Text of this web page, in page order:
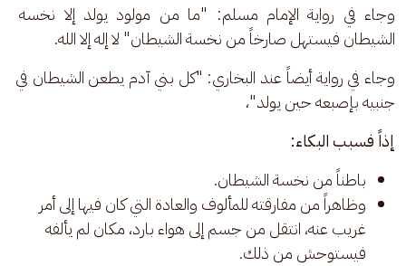
وجاء في رواية الإمام مسلم: "ما من مولود يولد إلا نخسه
الشيطان فيستهل صارخاً من نخسة الشيطان" لا إله إلا الله.
وجاء في رواية أيضاً عند البخاري: "كل بني آدم يطعن الشيطان في
جنبيه بإصبعه حين يولد"،
إذاً فسبب البكاء:
باطناً من نخسة الشيطان.
وظاهراً من مفارقته للمألوف والعادة التي كان فيها إلى أمر
غريب عنه، انتقل من جسم إلى هواء بارد، مكان لم يألفه
فيستوحش من ذلك.